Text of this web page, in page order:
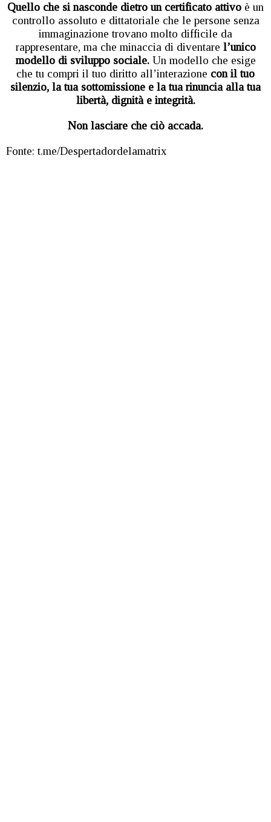
Quello che si nasconde dietro un certificato attivo è un
controllo assoluto e dittatoriale che le persone senza
immaginazione trovano molto difficile da
rappresentare, ma che minaccia di diventare l’unico
modello di sviluppo sociale.Un modello che esige
che tu compri il tuo diritto all’interazione con il tuo
silenzio, la tua sottomissione e la tua rinuncia alla tua
libertà, dignità e integrità.
Non lasciare che ciò accada.
Fonte: t.me/Despertadordelamatrix